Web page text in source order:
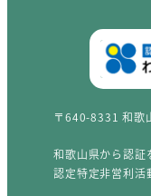
〒640-8331 和歌
和歌山県から認証
認定特定非営利活